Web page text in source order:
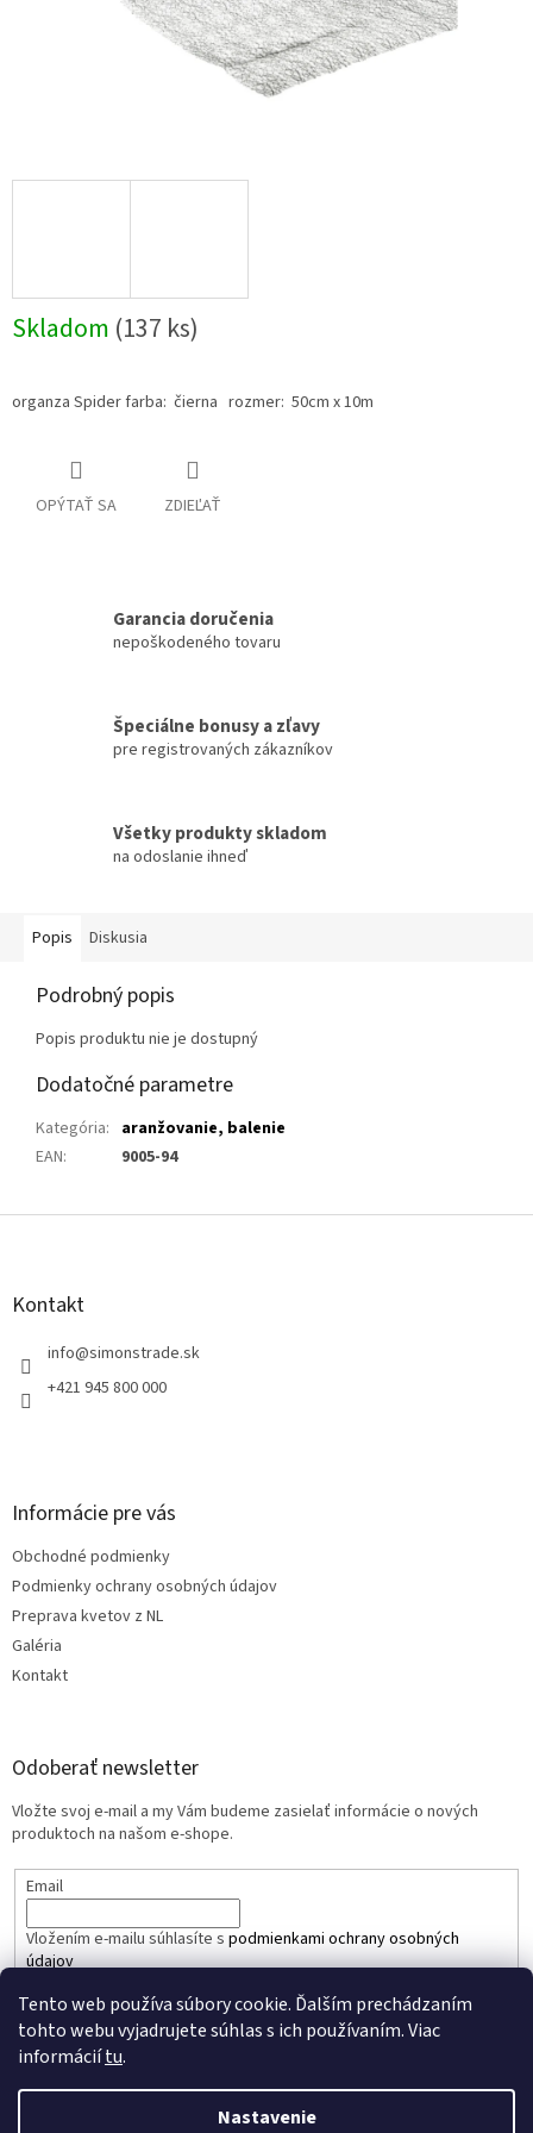
Tento web používa súbory cookie. Ďalším prechádzaním
tohto webu vyjadrujete súhlas s ich používaním. Viac
informáciítu.
Nastavenie
Skladom (137 ks)
organza Spider farba: čierna rozmer: 50cm x 10m
OPÝTAŤ SA ZDIEĽAŤ
Garancia doručenia
nepoškodeného tovaru
Špeciálne bonusy a zľavy
pre registrovaných zákazníkov
Všetky produkty skladom
na odoslanie ihneď
Popis Diskusia
Podrobný popis
Popis produktu nie je dostupný
Dodatočné parametre
Kategória: aranžovanie, balenie
EAN: 9005-94
Z
Kontakt
info@simonstrade.sk
+421 945 800 000
Informácie pre vás
Obchodné podmienky
Podmienky ochrany osobných údajov
Preprava kvetov z NL
Galéria
Kontakt
Odoberať newsletter
Vložte svoj e-mail a my Vám budeme zasielať informácie o nových
produktoch na našom e-shope.
Email
Vložením e-mailu súhlasíte s podmienkami ochrany osobných
údajov
PRIHLÁSIŤ SA
Vytvoril Shoptet